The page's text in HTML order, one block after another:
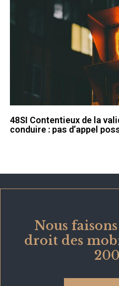
48SI Contentieux de la
conduire : pas d’appel
Nous
droit des